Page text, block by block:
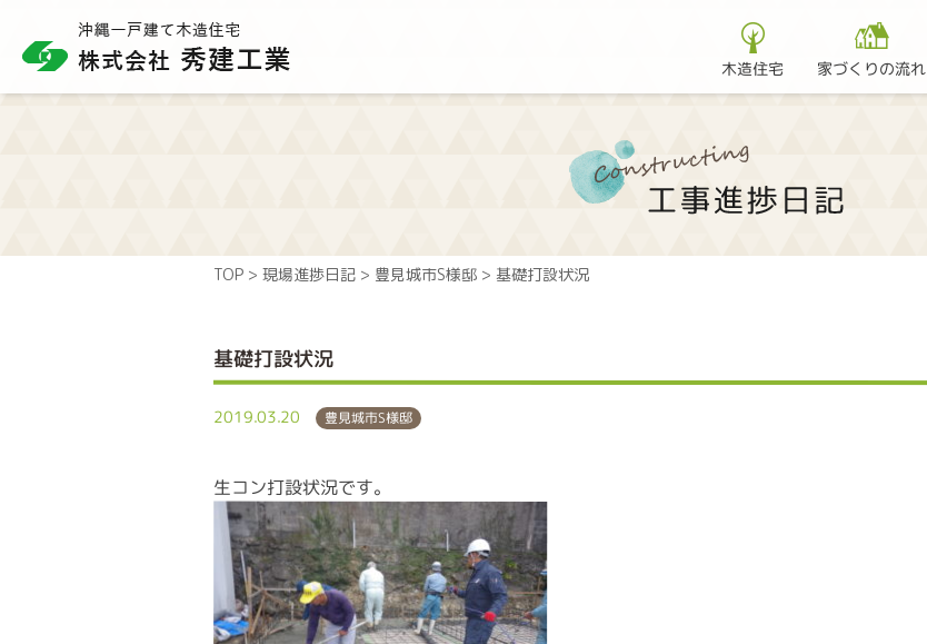
木造住宅 家づくりの流れ
TOP > 現場進捗日記 > 豊見城市S様邸 > 基礎打設状況
基礎打設状況
2019.03.20 豊見城市S様邸
生コン打設状況です。